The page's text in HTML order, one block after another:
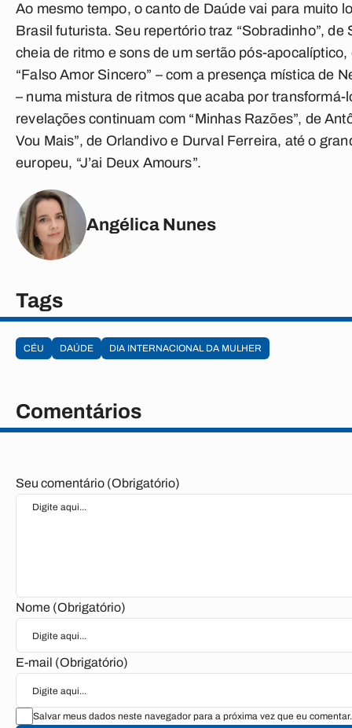
Ao mesmo tempo, o canto de Daúde vai para muito
Brasil futurista. Seu repertório traz “Sobradinho”,
cheia de ritmo e sons de um sertão pós-apocalíptico,
“Falso Amor Sincero” – com a presença mística de
– numa mistura de ritmos que acaba por transformá-
revelações continuam com “Minhas Razões”, de
Vou Mais”, de Orlandivo e Durval Ferreira, até o
europeu, “J’ai Deux Amours”.
Angélica Nunes
Tags
CÉU DAÚDE DIA INTERNACIONAL DA MULHER
Comentários
Seu comentário (Obrigatório)
Nome (Obrigatório)
E-mail (Obrigatório)
Salvar meus dados neste navegador para a próxima vez que eu comentar.